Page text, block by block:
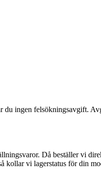
ingen felsökningsavgift.
Då beställer vi
kollar vi lagerstatus för din